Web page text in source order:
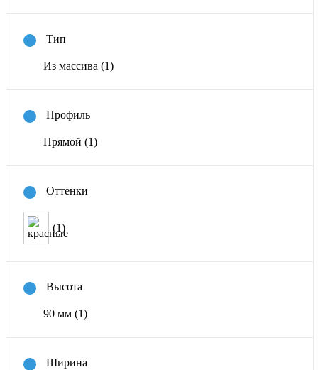
Тип
Из массива (1)
Профиль
Прямой (1)
Оттенки
(1)
Высота
90 мм (1)
Ширина